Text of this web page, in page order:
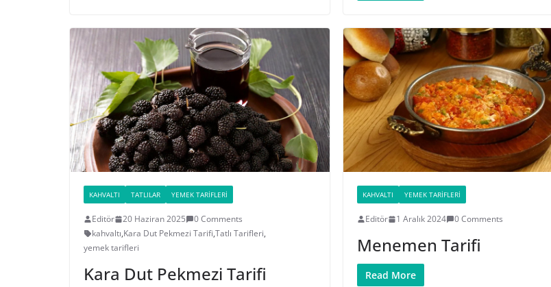
KAHVALTI TATLILAR YEMEK TARIFLERI
Editör 20 Haziran 2025
0 Comments
kahvaltı,Kara Dut Pekmezi Tarifi,Tatlı Tarifleri,
yemek tarifleri
Kara Dut Pekmezi Tarifi
KAHVALTI YEMEK TARIFLERI
Editör 1 Aralık 2024 0 Comments
Menemen Tarifi
Read More